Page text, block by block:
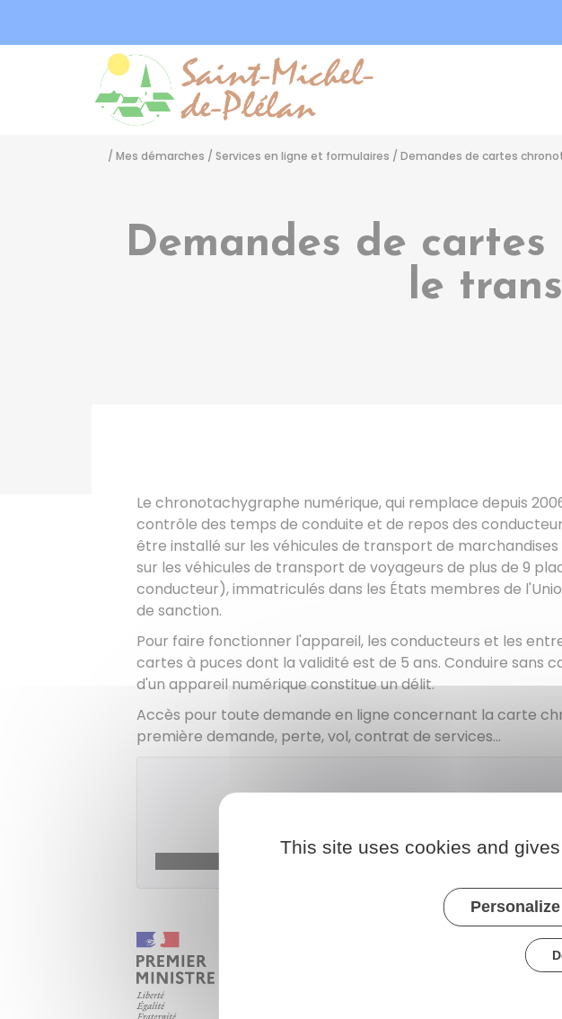
/ Mes démarches / Services en ligne et formulaires / Demandes de cartes
Demandes de
le
Le chronotachygraphe numérique, qui remplace depuis
contrôle des temps de conduite et de repos des
être installé sur les véhicules de transport de marchandises
sur les véhicules de transport de voyageurs de plus de 9
conducteur), immatriculés dans les États membres de
de sanction.
Pour faire fonctionner l'appareil, les conducteurs et les
cartes à puces dont la validité est de 5 ans. Conduire sans
d'un appareil numérique constitue un délit.
Accès pour toute demande en ligne concernant la carte
première demande, perte, vol, contrat de services...
Ministère chargé des transports
This site uses cookies and
Personalize